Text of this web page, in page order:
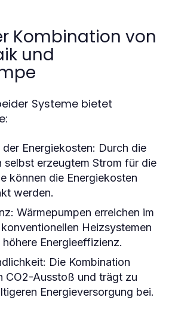
Kombination von
und
Systeme bietet
Energiekosten: Durch die
selbst erzeugtem Strom für die
können die Energiekosten
werden.
Wärmepumpen erreichen im
Heizsystemen
Energieeffizienz.
Die Kombination
CO2-Ausstoß und trägt zu
Energieversorgung bei.